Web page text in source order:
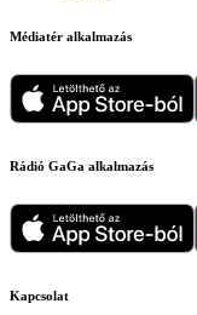
Médiatér alkalmazás
Rádió GaGa alkalmazás
Kapcsolat